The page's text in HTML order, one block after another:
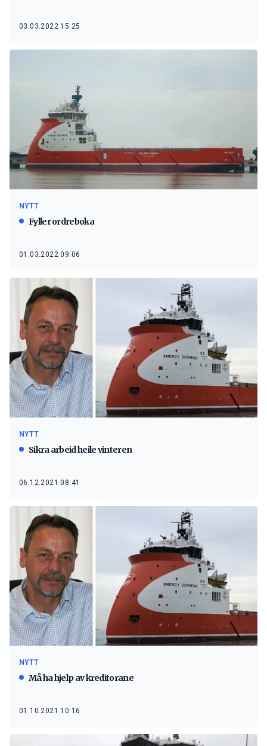
03.03.2022 15:25
NYTT
Fyller ordreboka
01.03.2022 09:06
NYTT
Sikra arbeid heile vinteren
06.12.2021 08:41
NYTT
Må ha hjelp av kreditorane
01.10.2021 10:16